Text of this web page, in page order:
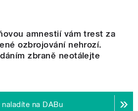
amnestií vám trest za
ozbrojování nehrozí.
zbraně neotálejte
na DABu